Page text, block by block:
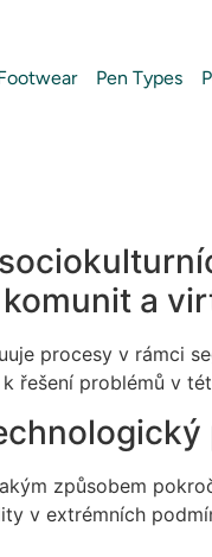
Pen Types
a
procesy v rámci
řešení problémů v
způsobem
v extrémních